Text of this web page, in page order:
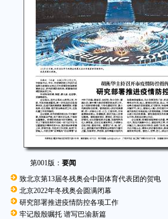
第001版：要闻
致北京第13届冬残奥会中国体育代表团的贺电
北京2022年冬残奥会圆满闭幕
研究部署推进疫情防控各项工作
牢记殷殷嘱托 谱写巴渝新篇